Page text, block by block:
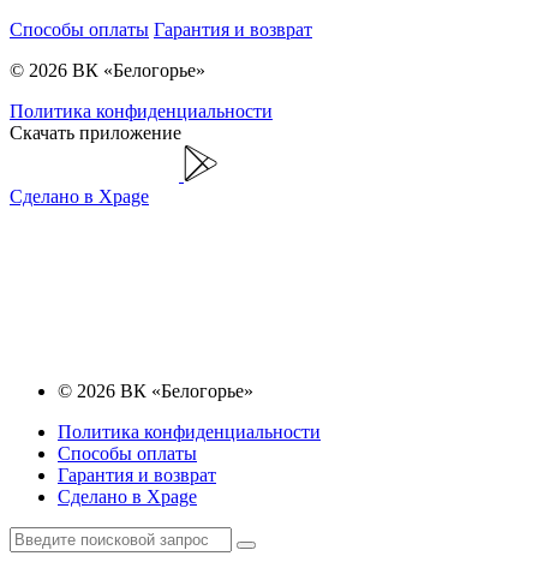
Способы оплаты Гарантия и возврат
© 2026 ВК «Белогорье»
Политика конфиденциальности
Скачать приложение
Сделано в Xpage
© 2026 ВК «Белогорье»
Политика конфиденциальности
Способы оплаты
Гарантия и возврат
Сделано в Xpage